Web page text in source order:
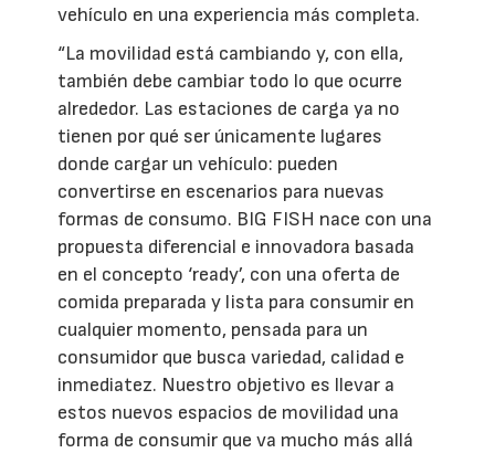
vehículo en una experiencia más completa.
“La movilidad está cambiando y, con ella,
también debe cambiar todo lo que ocurre
alrededor. Las estaciones de carga ya no
tienen por qué ser únicamente lugares
donde cargar un vehículo: pueden
convertirse en escenarios para nuevas
formas de consumo. BIG FISH nace con una
propuesta diferencial e innovadora basada
en el concepto ‘ready’, con una oferta de
comida preparada y lista para consumir en
cualquier momento, pensada para un
consumidor que busca variedad, calidad e
inmediatez. Nuestro objetivo es llevar a
estos nuevos espacios de movilidad una
forma de consumir que va mucho más allá